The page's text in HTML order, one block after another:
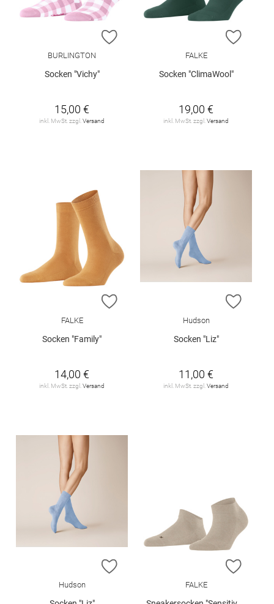
ZUR WUNSCHLISTE HINZUFÜGEN
BURLINGTON
Socken "Vichy"
15,00 €
inkl. MwSt. zzgl. Versand
ZUR
FALKE
Socken "ClimaWool"
19,00 €
inkl. MwSt. zzgl. Versand
ZUR WUNSCHLISTE HINZUFÜGEN
FALKE
Socken "Family"
14,00 €
inkl. MwSt. zzgl. Versand
ZUR
Hudson
Socken "Liz"
11,00 €
inkl. MwSt. zzgl. Versand
ZUR WUNSCHLISTE HINZUFÜGEN
Hudson
ZUR
FALKE